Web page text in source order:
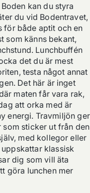
kan du styra
du vid Bodentravet,
för både aptit och en
som känns bekant,
Lunchbuffén
det du är mest
testa något annat
Det här är inget
maten får vara rak,
att orka med är
energi. Travmiljön ger
som sticker ut från den
med kollegor eller
klassisk
dig som vill äta
göra lunchen mer